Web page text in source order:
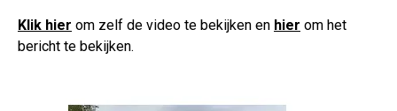
Klik hier om zelf de video te bekijken en hier om het
bericht te bekijken.